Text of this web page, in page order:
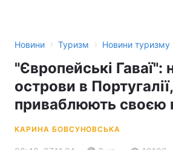
Новини › Туризм › Новини туризму
"Європейські Гаваї":
острови в
приваблюють своєю
КАРИНА БОВСУНОВСЬКА